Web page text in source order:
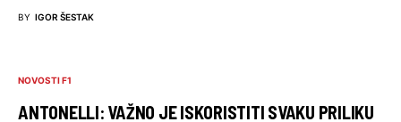
BY IGOR ŠESTAK
NOVOSTI F1
ANTONELLI: VAŽNO JE ISKORISTITI SVAKU PRILIKU